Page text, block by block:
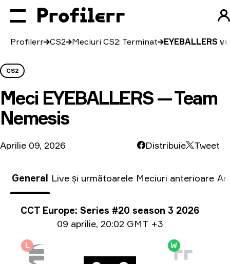
Profilerr CS2 Meciuri CS2: Terminat EYEBALLERS
CS2
Meci EYEBALLERS — Team
Nemesis
Aprilie 09, 2026 Distribuie Tweet
General Live și următoarele Meciuri anterioare
Informații despre turneu
CCT Europe: Series #20 season 3 2026
Informații privind date
09 aprilie, 20:02 GMT +3
L W